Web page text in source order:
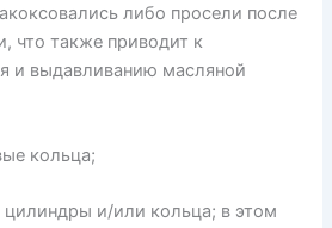
либо просели после
что также приводит к
и выдавливанию масляной
кольца;
цилиндры и/или кольца; в этом